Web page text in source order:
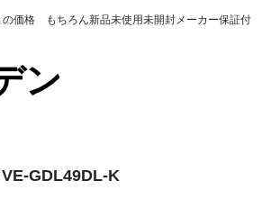
価格 もちろん新品未使用未開封メーカー保証付
デン
GDL49DL-K